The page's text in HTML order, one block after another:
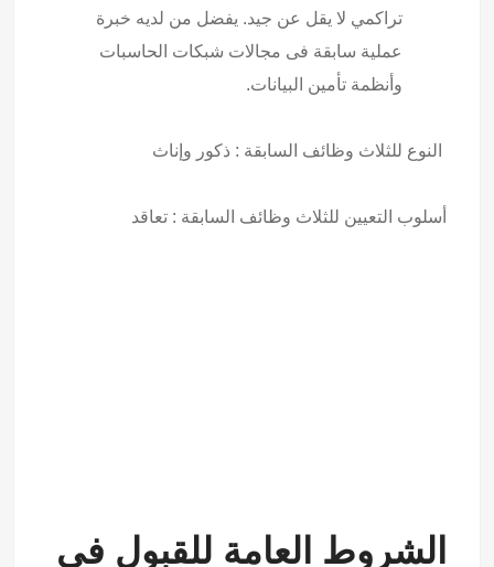
تراكمي لا يقل عن جيد. يفضل من لديه خبرة
عملية سابقة فى مجالات شبكات الحاسبات
وأنظمة تأمين البيانات.
النوع للثلاث وظائف السابقة : ذكور وإناث
أسلوب التعيين للثلاث وظائف السابقة : تعاقد
الشروط العامة للقبول في